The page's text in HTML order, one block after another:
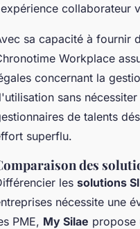
collaborateur
sa capacité à fournir
Workplace
concernant la
sans
de talents
superflu.
des
les solutions
nécessite une
PME, My Silae propose